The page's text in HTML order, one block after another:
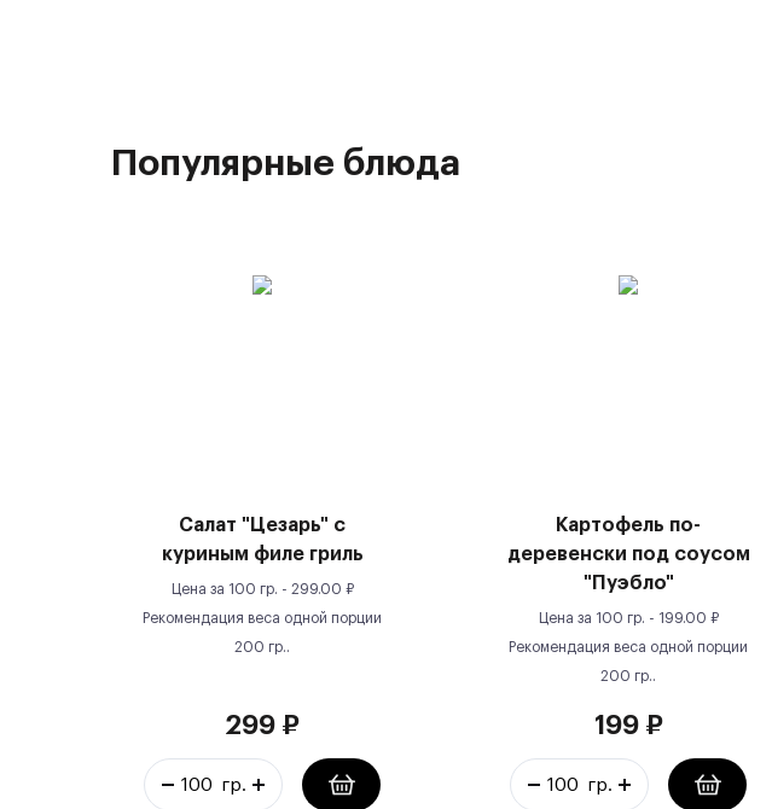
Популярные блюда
Салат "Цезарь" с
куриным филе гриль
Цена за 100 гр. - 299.00 ₽
Рекомендация веса одной порции
200 гр..
299 ₽
Картофель по-
деревенски под соусом
"Пуэбло"
Цена за 100 гр. - 199.00 ₽
Рекомендация веса одной порции
200 гр..
199₽